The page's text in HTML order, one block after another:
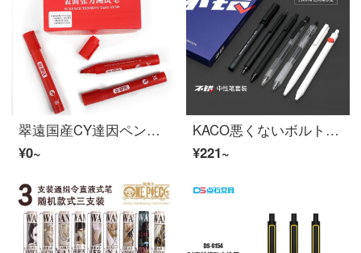
翠遠国産CY達因ペンコロナペン張力試験計表面張力試験ペン18-72 61-72備考具体型番
¥0~
KACO悪くないボルトペンセット押しペン0.5 mm黒署名ブラシ問題試験専用水筆K 6/K 1028/K 1015/K 5/K 1003/K 7/K 1032各1本
¥221~